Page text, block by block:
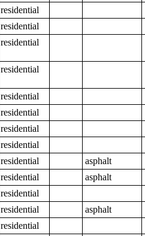
residential
residential
residential
residential
residential
residential
residential
residential
residential
asphalt
residential
asphalt
residential
residential
asphalt
residential